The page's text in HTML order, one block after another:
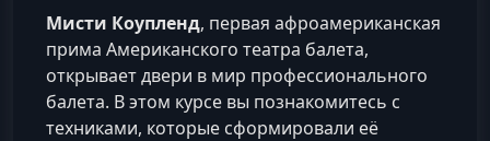
Мисти Коупленд, первая афроамериканская
прима Американского театра балета,
открывает двери в мир профессионального
балета. В этом курсе вы познакомитесь с
техниками, которые сформировали её